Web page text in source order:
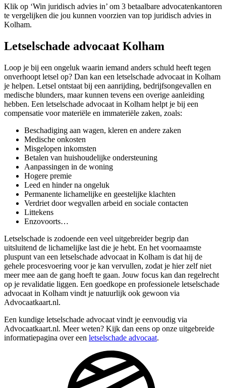
Klik op ‘Win juridisch advies in’ om 3 betaalbare advocatenkantoren
te vergelijken die jou kunnen voorzien van top juridisch advies in
Kolham.
Letselschade advocaat Kolham
Loop je bij een ongeluk waarin iemand anders schuld heeft tegen
onverhoopt letsel op? Dan kan een letselschade advocaat in Kolham
je helpen. Letsel ontstaat bij een aanrijding, bedrijfsongevallen en
medische blunders, maar kunnen tevens een overige aanleiding
hebben. Een letselschade advocaat in Kolham helpt je bij een
compensatie voor materiële en immateriële zaken, zoals:
Beschadiging aan wagen, kleren en andere zaken
Medische onkosten
Misgelopen inkomsten
Betalen van huishoudelijke ondersteuning
Aanpassingen in de woning
Hogere premie
Leed en hinder na ongeluk
Permanente lichamelijke en geestelijke klachten
Verdriet door wegvallen arbeid en sociale contacten
Littekens
Enzovoorts…
Letselschade is zodoende een veel uitgebreider begrip dan
uitsluitend de lichamelijke last die je hebt. En het voornaamste
pluspunt van een letselschade advocaat in Kolham is dat hij de
gehele procesvoering voor je kan vervullen, zodat je hier zelf niet
meer mee aan de gang hoeft te gaan. Jouw focus kan dan regelrecht
op je revalidatie liggen. Een goedkope en professionele letselschade
advocaat in Kolham vindt je natuurlijk ook gewoon via
Advocaatkaart.nl.
Een kundige letselschade advocaat vindt je eenvoudig via
Advocaatkaart.nl. Meer weten? Kijk dan eens op onze uitgebreide
informatiepagina over een letselschade advocaat.